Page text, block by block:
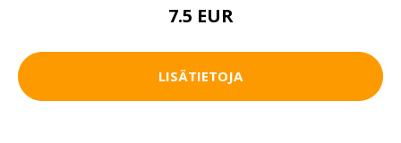
7.5 EUR
LISÄTIETOJA